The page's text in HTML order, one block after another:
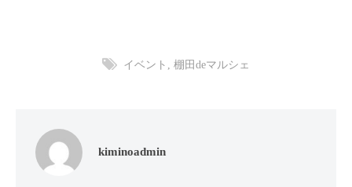
イベント , 棚田deマルシェ
kiminoadmin